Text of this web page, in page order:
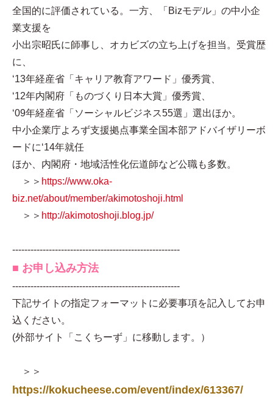
全国的に評価されている。一方、「Bizモデル」の中小企
業支援を
小出宗昭氏に師事し、オカビズの立ち上げを担当。受賞歴
に、
‘13年経産省「キャリア教育アワード」優秀賞、
‘12年内閣府「ものづくり日本大賞」優秀賞、
‘09年経産省「ソーシャルビジネス55選」選出ほか。
中小企業庁よろず支援拠点事業全国本部アドバイザリーボ
ードに‘14年就任
ほか、内閣府・地域活性化伝道師など公職も多数。
＞＞ https://www.oka-
biz.net/about/member/akimotoshoji.html
＞＞ http://akimotoshoji.blog.jp/
-------------------------------------------------------
■ お申し込み方法
-------------------------------------------------------
下記サイトの指定フォーマットに必要事項を記入してお申
込ください。
(外部サイト「こくちーず」に移動します。）
＞＞
https://kokucheese.com/event/index/613367/